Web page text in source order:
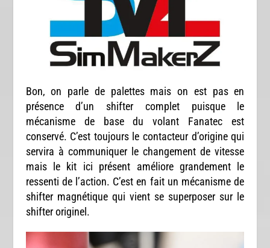
Bon, on parle de palettes mais on est pas en
présence d’un shifter complet puisque le
mécanisme de base du volant Fanatec est
conservé. C’est toujours le contacteur d’origine qui
servira à communiquer le changement de vitesse
mais le kit ici présent améliore grandement le
ressenti de l’action. C’est en fait un mécanisme de
shifter magnétique qui vient se superposer sur le
shifter originel.